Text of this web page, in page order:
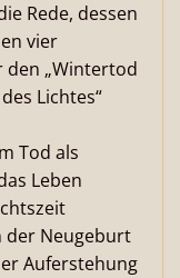
Rede, dessen
vier
den „Wintertod
Lichtes“
Tod als
Leben
der Neugeburt
Auferstehung